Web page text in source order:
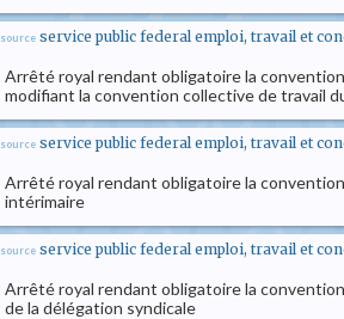
source service public federal emploi, travail et
Arrêté royal rendant obligatoire la
modifiant la convention collective de travail
source service public federal emploi, travail et
Arrêté royal rendant obligatoire la
intérimaire
source service public federal emploi, travail et
Arrêté royal rendant obligatoire la
de la délégation syndicale